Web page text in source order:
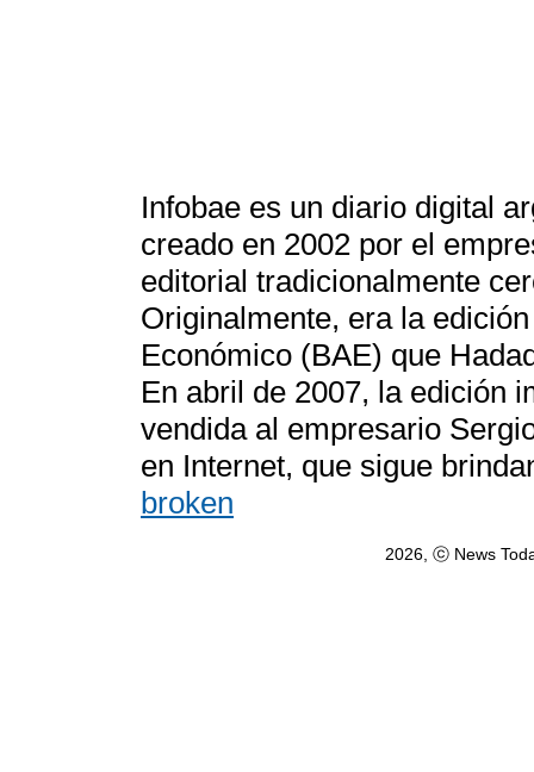
Infobae es un diario digital
creado en 2002 por el
editorial tradicionalmente
Originalmente, era la
Económico (BAE) que
En abril de 2007, la edición
vendida al empresario
en Internet, que sigue
broken
2026, ⓒ News